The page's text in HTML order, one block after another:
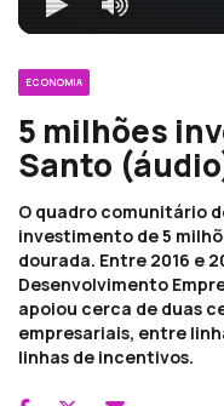
ECONOMIA
5 milhões
Santo
O quadro comunitário
investimento de 5
dourada. Entre 2016 e
Desenvolvimento
apoiou cerca de duas
empresariais, entre
linhas de incentivos.